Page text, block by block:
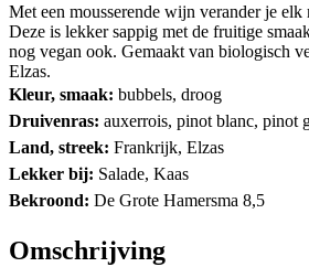
Met een mousserende wijn verander je elk
Deze is lekker sappig met de fruitige
nog vegan ook. Gemaakt van biologisch
Elzas.
Kleur, smaak: bubbels, droog
Druivenras: auxerrois, pinot blanc, pinot
Land, streek: Frankrijk, Elzas
Lekker bij: Salade, Kaas
Bekroond: De Grote Hamersma 8,5
Omschrijving